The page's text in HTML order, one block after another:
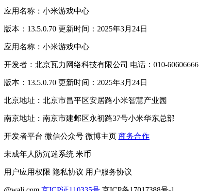
应用名称：小米游戏中心
版本：13.5.0.70 更新时间：2025年3月24日
应用名称：小米游戏中心
开发者：北京瓦力网络科技有限公司 电话：010-60606666
版本：13.5.0.70 更新时间：2025年3月24日
北京地址：北京市昌平区安居路小米智慧产业园
南京地址：南京市建邺区永初路37号小米华东总部
开发者平台 微信公众号 微博主页 商务合作
未成年人防沉迷系统 米币
用户应用权限 隐私协议 用户服务协议